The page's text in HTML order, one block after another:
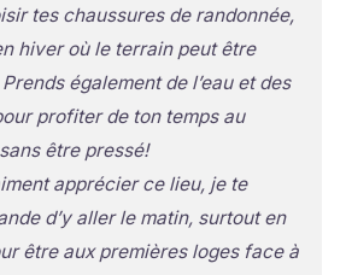
tes chaussures de randonnée,
hiver où le terrain peut être
également de l’eau et des
profiter de ton temps au
être pressé!
apprécier ce lieu, je te
d’y aller le matin, surtout en
être aux premières loges face à